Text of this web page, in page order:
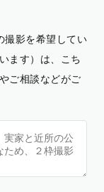
撮影を希望してい
ます）は、こち
ご相談などがご